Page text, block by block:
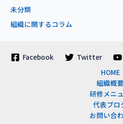
未分類
組織に関するコラム
Facebook Twitter
HOME
組織概要
研修メニ
代表ブロ
お問い合